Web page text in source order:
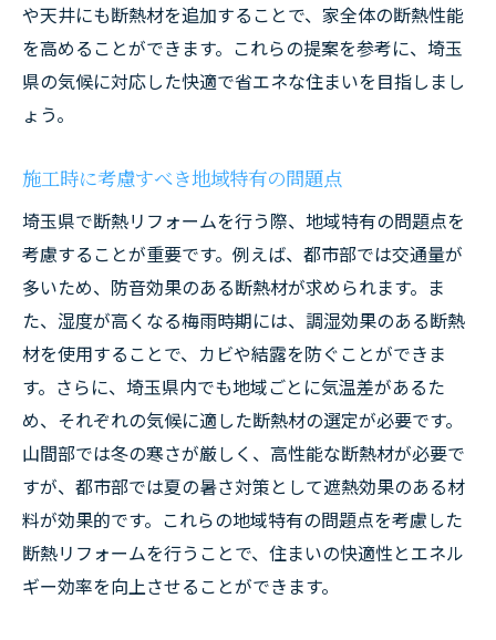
や天井にも断熱材を追加することで、家全体の断熱性能
を高めることができます。これらの提案を参考に、埼玉
県の気候に対応した快適で省エネな住まいを目指しまし
ょう。
施工時に考慮すべき地域特有の問題点
埼玉県で断熱リフォームを行う際、地域特有の問題点を
考慮することが重要です。例えば、都市部では交通量が
多いため、防音効果のある断熱材が求められます。ま
た、湿度が高くなる梅雨時期には、調湿効果のある断熱
材を使用することで、カビや結露を防ぐことができま
す。さらに、埼玉県内でも地域ごとに気温差があるた
め、それぞれの気候に適した断熱材の選定が必要です。
山間部では冬の寒さが厳しく、高性能な断熱材が必要で
すが、都市部では夏の暑さ対策として遮熱効果のある材
料が効果的です。これらの地域特有の問題点を考慮した
断熱リフォームを行うことで、住まいの快適性とエネル
ギー効率を向上させることができます。